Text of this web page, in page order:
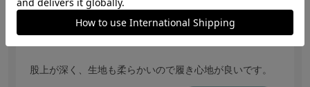
身長:161～165cm 体型:
30代後半 普段着ているサイズ:L
体重:61kg~65kg
股上が深く、生地も柔らかいので履き心地が良いです。